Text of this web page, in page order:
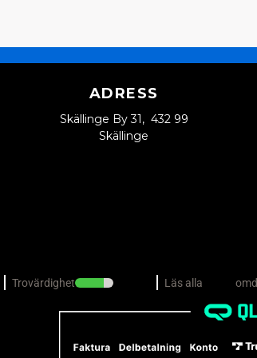
ADRESS
Skällinge By 31, 432 99
Skällinge